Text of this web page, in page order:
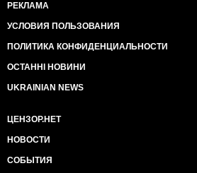
РЕКЛАМА
УСЛОВИЯ ПОЛЬЗОВАНИЯ
ПОЛИТИКА КОНФИДЕНЦИАЛЬНОСТИ
ОСТАННІ НОВИНИ
UKRAINIAN NEWS
ЦЕНЗОР.НЕТ
НОВОСТИ
СОБЫТИЯ